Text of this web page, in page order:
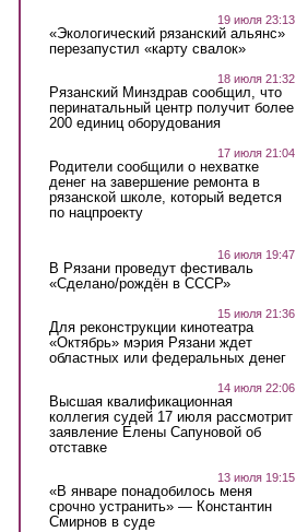
19 июля 23:13
«Экологический рязанский альянс»
перезапустил «карту свалок»
18 июля 21:32
Рязанский Минздрав сообщил, что
перинатальный центр получит более
200 единиц оборудования
17 июля 21:04
Родители сообщили о нехватке
денег на завершение ремонта в
рязанской школе, который ведется
по нацпроекту
16 июля 19:47
В Рязани проведут фестиваль
«Сделано/рождён в СССР»
15 июля 21:36
Для реконструкции кинотеатра
«Октябрь» мэрия Рязани ждет
областных или федеральных денег
14 июля 22:06
Высшая квалификационная
коллегия судей 17 июля рассмотрит
заявление Елены Сапуновой об
отставке
13 июля 19:15
«В январе понадобилось меня
срочно устранить» — Константин
Смирнов в суде